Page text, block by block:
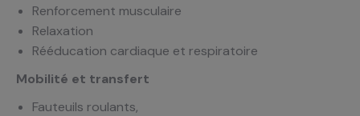
Renforcement musculaire
Relaxation
Rééducation cardiaque et respiratoire
Mobilité et transfert
Fauteuils roulants,